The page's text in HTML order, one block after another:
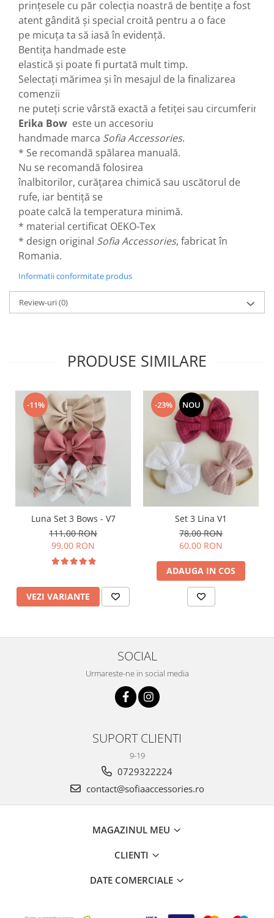
prințesele cu păr colecția noastră de bentițe a fost
atent gândită și special croită pentru a o face
pe micuța ta să iasă în evidență.
Bentița handmade este
elastică și poate fi purtată mult timp.
Selectați mărimea și în mesajul de la finalizarea
comenzii
ne puteți scrie vârstă exactă a fetiței sau circumferința
Erika Bow este un accesoriu
handmade marca Sofia Accessories.
* Se recomandă spălarea manuală.
Nu se recomandă folosirea
înalbitorilor, curățarea chimică sau uscătorul de
rufe, iar bentiță se
poate calcă la temperatura minimă.
* material certificat OEKO-Tex
* design original Sofia Accessories, fabricat în
Romania.
Informatii conformitate produs
Review-uri(0)
PRODUSE SIMILARE
-11%
Luna Set 3 Bows - V7
111,00 RON
99,00 RON
VEZI VARIANTE
-23% NOU
Set 3 Lina V1
78,00 RON
60,00 RON
ADAUGA IN COS
SOCIAL
Urmareste-ne in social media
SUPORT CLIENTI
9-19
0729322224
contact@sofiaaccessories.ro
MAGAZINUL MEU
CLIENTI
DATE COMERCIALE